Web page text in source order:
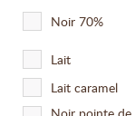
Noir 70%
Lait
Lait caramel